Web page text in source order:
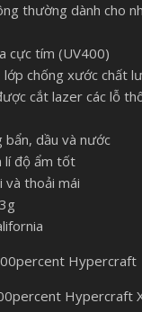
thường dành cho
cực tím (UV400)
lớp chống xước chất
cắt lazer các lỗ
bẩn, dầu và nước
lí độ ẩm tốt
và thoải mái